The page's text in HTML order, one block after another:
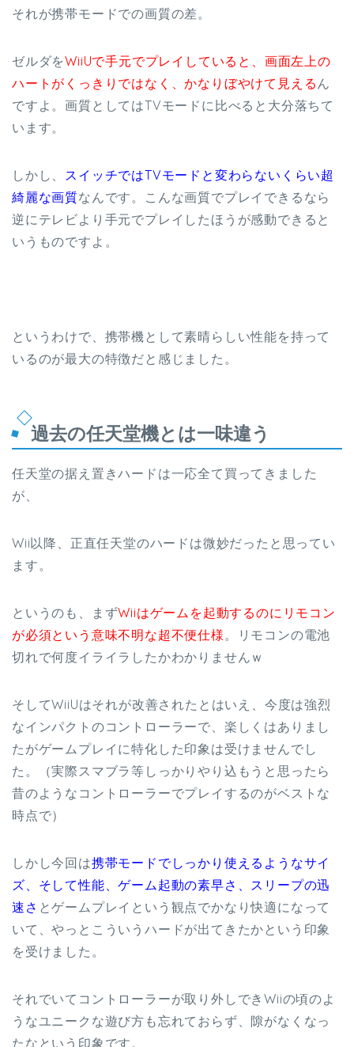
それが携帯モードでの画質の差。
ゼルダをWiiUで手元でプレイしていると、画面左上の
ハートがくっきりではなく、かなりぼやけて見える ん
ですよ。画質としてはTVモードに比べると大分落ちて
います。
しかし、 スイッチではTVモードと変わらないくらい超
綺麗な画質なんです。こんな画質でプレイできるなら
逆にテレビより手元でプレイしたほうが感動できると
いうものですよ。
というわけで、携帯機として素晴らしい性能を持って
いるのが最大の特徴だと感じました。
過去の任天堂機とは一味違う
任天堂の据え置きハードは一応全て買ってきました
が、
Wii以降、正直任天堂のハードは微妙だったと思ってい
ます。
というのも、まずWiiはゲームを起動するのにリモコン
が必須という意味不明な超不便仕様。リモコンの電池
切れで何度イライラしたかわかりませんｗ
そしてWiiUはそれが改善されたとはいえ、今度は強烈
なインパクトのコントローラーで、楽しくはありまし
たがゲームプレイに特化した印象は受けませんでし
た。（実際スマブラ等しっかりやり込もうと思ったら
昔のようなコントローラーでプレイするのがベストな
時点で）
しかし今回は携帯モードでしっかり使えるようなサイ
ズ、そして性能、ゲーム起動の素早さ、スリープの迅
速さ とゲームプレイという観点でかなり快適になって
いて、やっとこういうハードが出てきたかという印象
を受けました。
それでいてコントローラーが取り外しできWiiの頃のよ
うなユニークな遊び方も忘れておらず、隙がなくなっ
たなという印象です。